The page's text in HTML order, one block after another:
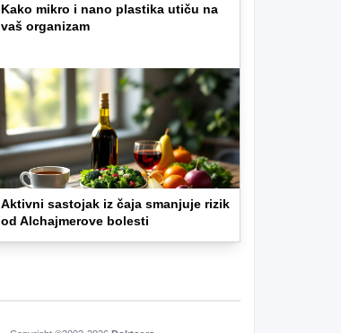
Kako mikro i nano plastika utiču na
vaš organizam
Aktivni sastojak iz čaja smanjuje rizik
od Alchajmerove bolesti